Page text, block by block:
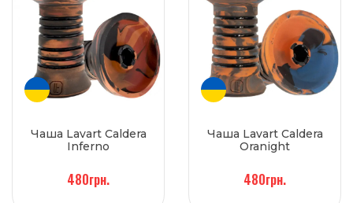
Чаша Lavart Caldera
Inferno
480грн.
Чаша Lavart Caldera
Oranight
480грн.